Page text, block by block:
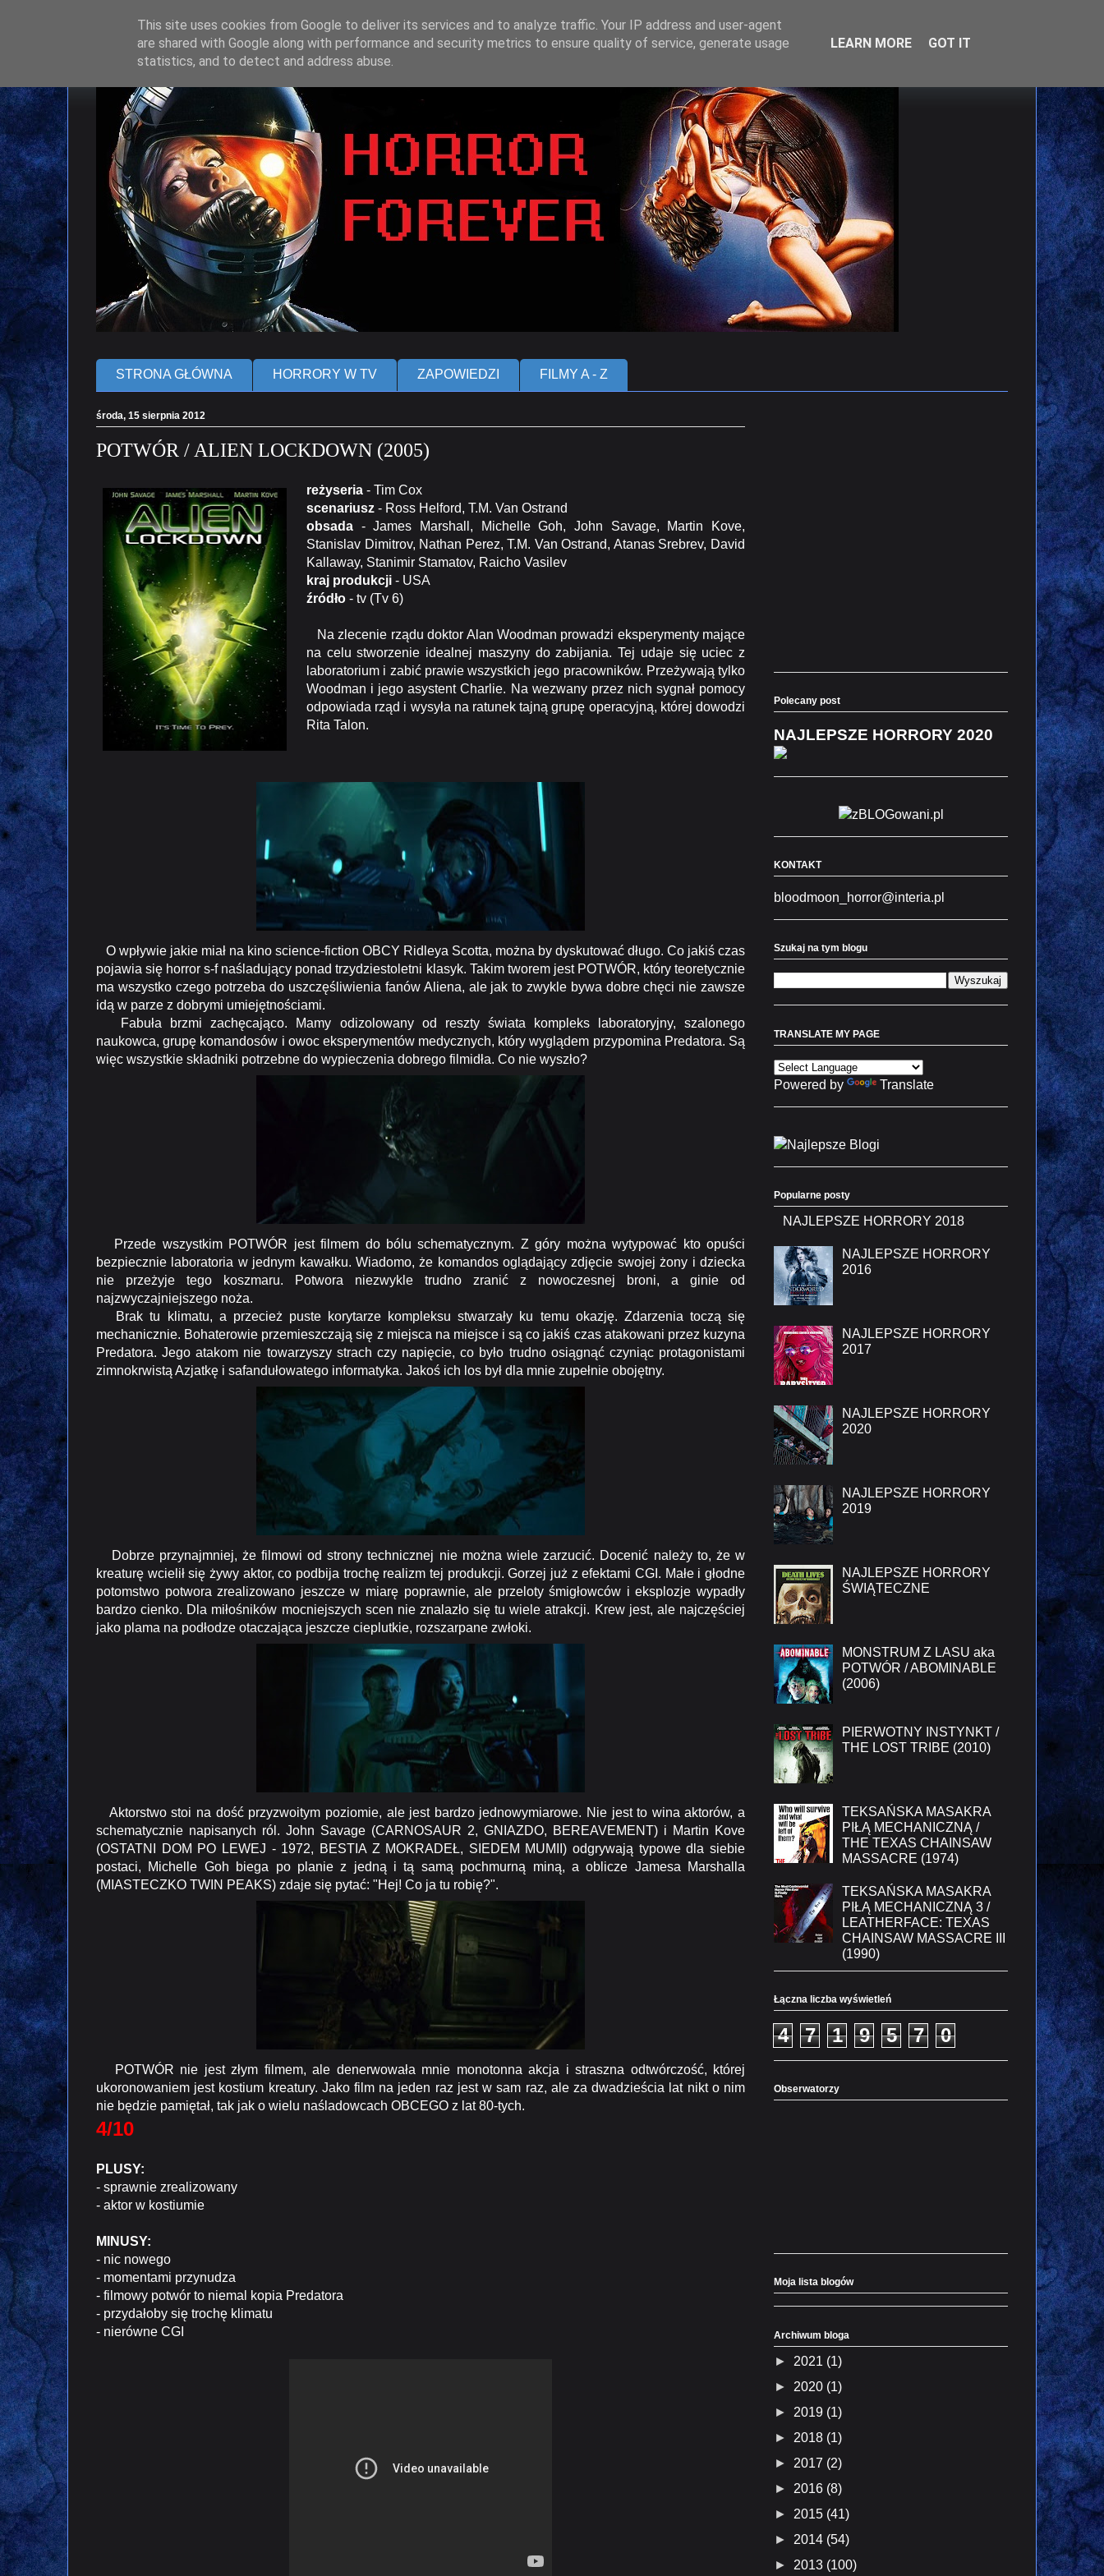
STRONA GŁÓWNA HORRORY W TV ZAPOWIEDZI FILMY A - Z
środa, 15 sierpnia 2012
POTWÓR / ALIEN LOCKDOWN (2005)
reżyseria - Tim Cox
scenariusz - Ross Helford, T.M. Van Ostrand
obsada - James Marshall, Michelle Goh, John Savage, Martin Kove,
Stanislav Dimitrov, Nathan Perez, T.M. Van Ostrand, Atanas Srebrev, David
Kallaway, Stanimir Stamatov, Raicho Vasilev
kraj produkcji - USA
źródło - tv (Tv 6)
Na zlecenie rządu doktor Alan Woodman prowadzi eksperymenty mające
na celu stworzenie idealnej maszyny do zabijania. Tej udaje się uciec z
laboratorium i zabić prawie wszystkich jego pracowników. Przeżywają tylko
Woodman i jego asystent Charlie. Na wezwany przez nich sygnał pomocy
odpowiada rząd i wysyła na ratunek tajną grupę operacyjną, której dowodzi
Rita Talon.
O wpływie jakie miał na kino science-fiction OBCY Ridleya Scotta, można by dyskutować długo. Co jakiś czas
pojawia się horror s-f naśladujący ponad trzydziestoletni klasyk. Takim tworem jest POTWÓR, który teoretycznie
ma wszystko czego potrzeba do uszczęśliwienia fanów Aliena, ale jak to zwykle bywa dobre chęci nie zawsze
idą w parze z dobrymi umiejętnościami.
Fabuła brzmi zachęcająco. Mamy odizolowany od reszty świata kompleks laboratoryjny, szalonego
naukowca, grupę komandosów i owoc eksperymentów medycznych, który wyglądem przypomina Predatora. Są
więc wszystkie składniki potrzebne do wypieczenia dobrego filmidła. Co nie wyszło?
Przede wszystkim POTWÓR jest filmem do bólu schematycznym. Z góry można wytypować kto opuści
bezpiecznie laboratoria w jednym kawałku. Wiadomo, że komandos oglądający zdjęcie swojej żony i dziecka
nie przeżyje tego koszmaru. Potwora niezwykle trudno zranić z nowoczesnej broni, a ginie od
najzwyczajniejszego noża.
Brak tu klimatu, a przecież puste korytarze kompleksu stwarzały ku temu okazję. Zdarzenia toczą się
mechanicznie. Bohaterowie przemieszczają się z miejsca na miejsce i są co jakiś czas atakowani przez kuzyna
Predatora. Jego atakom nie towarzyszy strach czy napięcie, co było trudno osiągnąć czyniąc protagonistami
zimnokrwistą Azjatkę i safandułowatego informatyka. Jakoś ich los był dla mnie zupełnie obojętny.
Dobrze przynajmniej, że filmowi od strony technicznej nie można wiele zarzucić. Docenić należy to, że w
kreaturę wcielił się żywy aktor, co podbija trochę realizm tej produkcji. Gorzej już z efektami CGI. Małe i głodne
potomstwo potwora zrealizowano jeszcze w miarę poprawnie, ale przeloty śmigłowców i eksplozje wypadły
bardzo cienko. Dla miłośników mocniejszych scen nie znalazło się tu wiele atrakcji. Krew jest, ale najczęściej
jako plama na podłodze otaczająca jeszcze cieplutkie, rozszarpane zwłoki.
Aktorstwo stoi na dość przyzwoitym poziomie, ale jest bardzo jednowymiarowe. Nie jest to wina aktorów, a
schematycznie napisanych ról. John Savage (CARNOSAUR 2, GNIAZDO, BEREAVEMENT) i Martin Kove
(OSTATNI DOM PO LEWEJ - 1972, BESTIA Z MOKRADEŁ, SIEDEM MUMII) odgrywają typowe dla siebie
postaci, Michelle Goh biega po planie z jedną i tą samą pochmurną miną, a oblicze Jamesa Marshalla
(MIASTECZKO TWIN PEAKS) zdaje się pytać: "Hej! Co ja tu robię?".
POTWÓR nie jest złym filmem, ale denerwowała mnie monotonna akcja i straszna odtwórczość, której
ukoronowaniem jest kostium kreatury. Jako film na jeden raz jest w sam raz, ale za dwadzieścia lat nikt o nim
nie będzie pamiętał, tak jak o wielu naśladowcach OBCEGO z lat 80-tych.
4/10
PLUSY:
- sprawnie zrealizowany
- aktor w kostiumie
MINUSY:
- nic nowego
- momentami przynudza
- filmowy potwór to niemal kopia Predatora
- przydałoby się trochę klimatu
- nierówne CGI
Polecany post
NAJLEPSZE HORRORY 2020
KONTAKT
bloodmoon_horror@interia.pl
Szukaj na tym blogu
TRANSLATE MY PAGE
Powered by Translate
Popularne posty
NAJLEPSZE HORRORY 2018
NAJLEPSZE HORRORY
2016
NAJLEPSZE HORRORY
2017
NAJLEPSZE HORRORY
2020
NAJLEPSZE HORRORY
2019
NAJLEPSZE HORRORY
ŚWIĄTECZNE
MONSTRUM Z LASU aka
POTWÓR / ABOMINABLE
(2006)
PIERWOTNY INSTYNKT /
THE LOST TRIBE (2010)
TEKSAŃSKA MASAKRA
PIŁĄ MECHANICZNĄ /
THE TEXAS CHAINSAW
MASSACRE (1974)
TEKSAŃSKA MASAKRA
PIŁĄ MECHANICZNĄ 3 /
LEATHERFACE: TEXAS
CHAINSAW MASSACRE III
(1990)
Łączna liczba wyświetleń
4 7 1 9 5 7 0
Obserwatorzy
Moja lista blogów
Archiwum bloga
► 2021 (1)
► 2020 (1)
► 2019 (1)
► 2018 (1)
► 2017 (2)
► 2016 (8)
► 2015 (41)
► 2014 (54)
► 2013 (100)
This site uses cookies from Google to deliver its services and to analyze traffic. Your IP address and user-agent
are shared with Google along with performance and security metrics to ensure quality of service, generate usage
statistics, and to detect and address abuse.
LEARN MORE GOT IT